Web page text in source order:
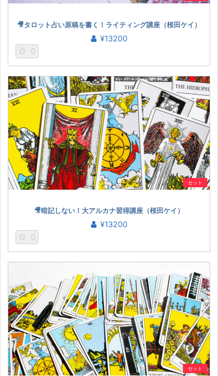
🎥タロット占い原稿を書く！ライティング講座（桜田ケイ）
¥13200
0
セット
🎥暗記しない！大アルカナ習得講座（桜田ケイ）
¥13200
0
セット